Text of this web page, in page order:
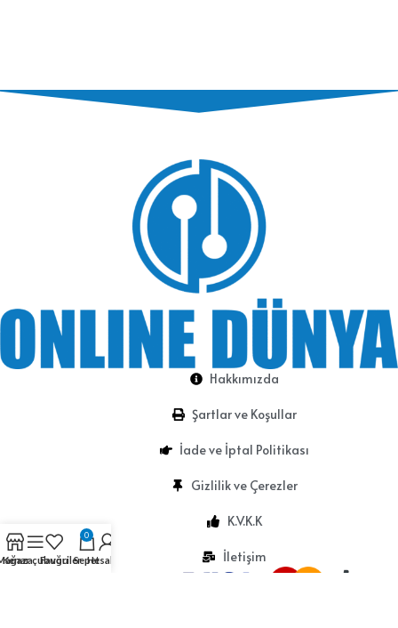
Hakkımızda
Şartlar ve Koşullar
İade ve İptal Politikası
Gizlilik ve Çerezler
K.V.K.K
İletişim
Kenar çubuğu
Favoriler
0
SepetHesabım